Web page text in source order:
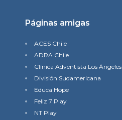
Páginas amigas
ACES Chile
ADRA Chile
Clínica Adventista Los Ángeles
División Sudamericana
Educa Hope
Feliz 7 Play
NT Play